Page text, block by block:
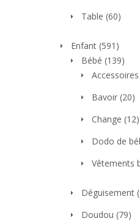
Table (60)
Enfant (591)
Bébé (139)
Bavoir (20)
Change (12)
Dodo de
Vêtements
Déguisement
Doudou (79)